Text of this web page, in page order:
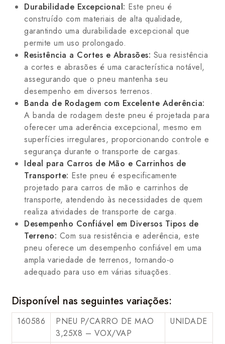
Durabilidade Excepcional: Este pneu é
construído com materiais de alta qualidade,
garantindo uma durabilidade excepcional que
permite um uso prolongado.
Resistência a Cortes e Abrasões: Sua resistência
a cortes e abrasões é uma característica notável,
assegurando que o pneu mantenha seu
desempenho em diversos terrenos.
Banda de Rodagem com Excelente Aderência:
A banda de rodagem deste pneu é projetada para
oferecer uma aderência excepcional, mesmo em
superfícies irregulares, proporcionando controle e
segurança durante o transporte de cargas.
Ideal para Carros de Mão e Carrinhos de
Transporte: Este pneu é especificamente
projetado para carros de mão e carrinhos de
transporte, atendendo às necessidades de quem
realiza atividades de transporte de carga.
Desempenho Confiável em Diversos Tipos de
Terreno: Com sua resistência e aderência, este
pneu oferece um desempenho confiável em uma
ampla variedade de terrenos, tornando-o
adequado para uso em várias situações.
Disponível nas seguintes variações:
160586
PNEU P/CARRO DE MAO
3,25X8 – VOX/VAP
UNIDADE